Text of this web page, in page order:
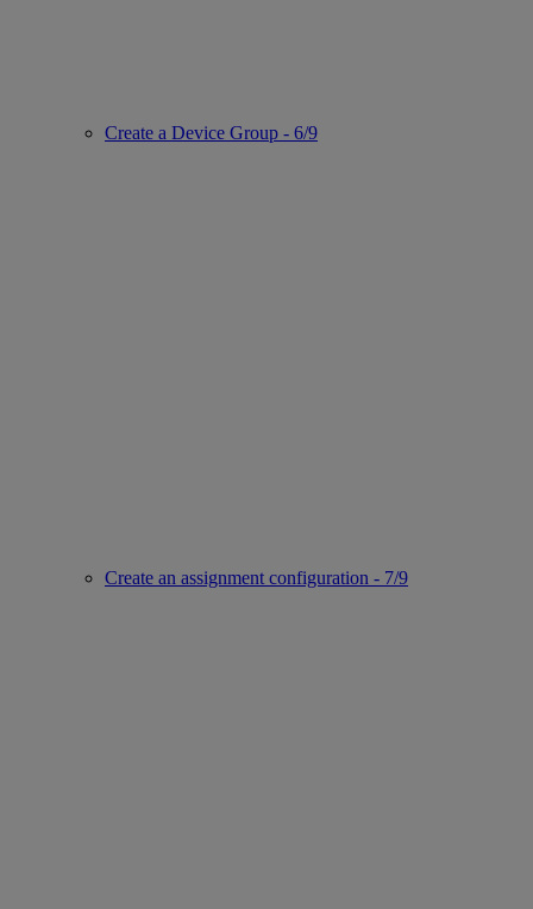
Create a Device Group - 6/9
Create an assignment configuration - 7/9